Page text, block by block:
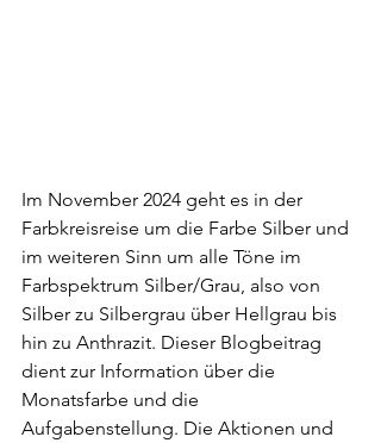
Im November 2024 geht es in der
Farbkreisreise um die Farbe Silber und
im weiteren Sinn um alle Töne im
Farbspektrum Silber/Grau, also von
Silber zu Silbergrau über Hellgrau bis
hin zu Anthrazit. Dieser Blogbeitrag
dient zur Information über die
Monatsfarbe und die
Aufgabenstellung. Die Aktionen und